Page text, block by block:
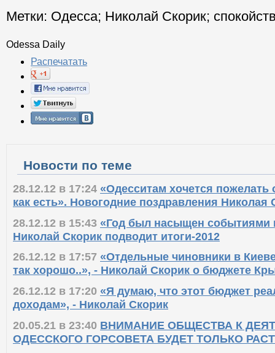
Метки: Одесса; Николай Скорик;
Odessa Daily
Распечатать
Новости по теме
28.12.12 в 17:24 «Одесситам хочется пожелать
как есть». Новогодние поздравления Николая
28.12.12 в 15:43 «Год был насыщен событиями
Николай Скорик подводит итоги-2012
26.12.12 в 17:57 «Отдельные чиновники в
так хорошо..», - Николай Скорик о бюджете
26.12.12 в 17:20 «Я думаю, что этот бюджет
доходам», - Николай Скорик
20.05.21 в 23:40 ВНИМАНИЕ ОБЩЕСТВА К
ОДЕССКОГО ГОРСОВЕТА БУДЕТ ТОЛЬКО